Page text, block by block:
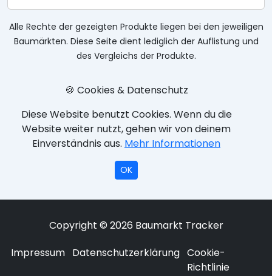
Alle Rechte der gezeigten Produkte liegen bei den jeweiligen
Baumärkten. Diese Seite dient lediglich der Auflistung und
des Vergleichs der Produkte.
🍪 Cookies & Datenschutz
Diese Website benutzt Cookies. Wenn du die
Website weiter nutzt, gehen wir von deinem
Einverständnis aus. Mehr Informationen
OK
Copyright © 2026 Baumarkt Tracker
Impressum Datenschutzerklärung Cookie-
Richtlinie